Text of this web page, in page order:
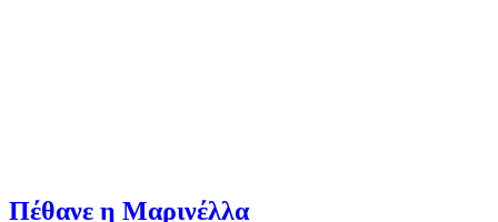
Πέθανε η Μαρινέλλα